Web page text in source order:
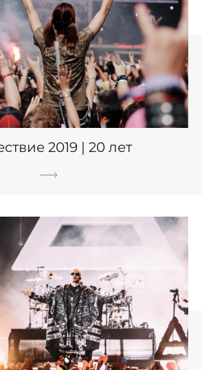
2019 | 20 лет